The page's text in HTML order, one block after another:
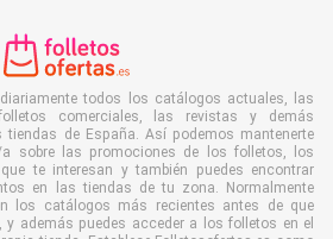
todos los catálogos actuales, las
comerciales, las revistas y demás
de España. Así podemos mantenerte
a sobre las promociones de los folletos, los
te interesan y también puedes encontrar
en las tiendas de tu zona. Normalmente
los catálogos más recientes antes de que
y además puedes acceder a los folletos en el